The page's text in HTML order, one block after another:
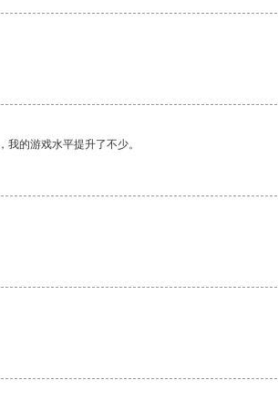
的游戏水平提升了不少。